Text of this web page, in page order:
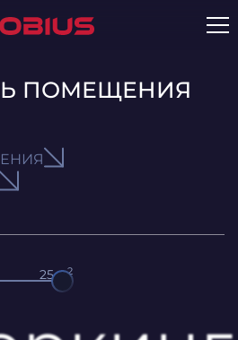
ПОМЕЩЕНИЯ
25м2